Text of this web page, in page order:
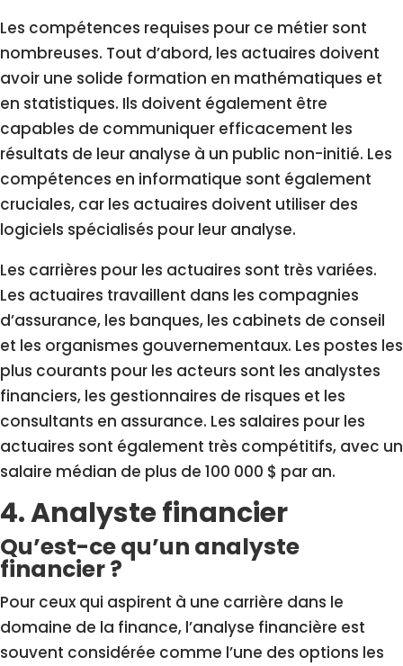
Les compétences requises pour ce métier sont
nombreuses. Tout d’abord, les actuaires doivent
avoir une solide formation en mathématiques et
en statistiques. Ils doivent également être
capables de communiquer efficacement les
résultats de leur analyse à un public non-initié. Les
compétences en informatique sont également
cruciales, car les actuaires doivent utiliser des
logiciels spécialisés pour leur analyse.
Les carrières pour les actuaires sont très variées.
Les actuaires travaillent dans les compagnies
d’assurance, les banques, les cabinets de conseil
et les organismes gouvernementaux. Les postes les
plus courants pour les acteurs sont les analystes
financiers, les gestionnaires de risques et les
consultants en assurance. Les salaires pour les
actuaires sont également très compétitifs, avec un
salaire médian de plus de 100 000 $ par an.
4. Analyste financier
Qu’est-ce qu’un analyste
financier ?
Pour ceux qui aspirent à une carrière dans le
domaine de la finance, l’analyse financière est
souvent considérée comme l’une des options les